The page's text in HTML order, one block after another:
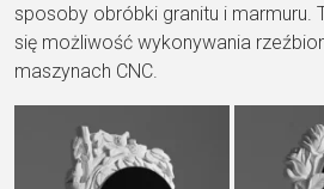
sposoby obróbki granitu i marmuru.
się możliwość wykonywania
maszynach CNC.